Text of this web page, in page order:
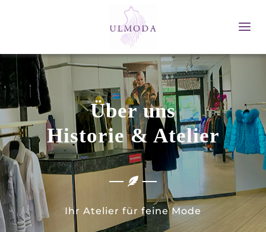
ULMODA
Die Kollektionen
Über uns
Umgestaltung & Upcycling
Serviceleistungen
Kontakt
Über uns
Historie & Atelier
Ihr Atelier für feine Mode